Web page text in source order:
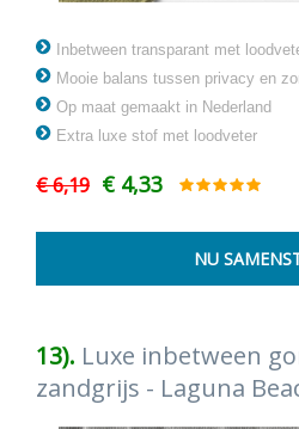
Inbetween transparant met
Mooie balans tussen privacy en
Op maat gemaakt in Nederland
Extra luxe stof met loodveter
€ 6,19 € 4,33
13). Luxe inbetween
zandgrijs - Laguna